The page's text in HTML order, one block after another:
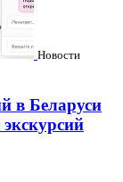
Новости
в Беларуси